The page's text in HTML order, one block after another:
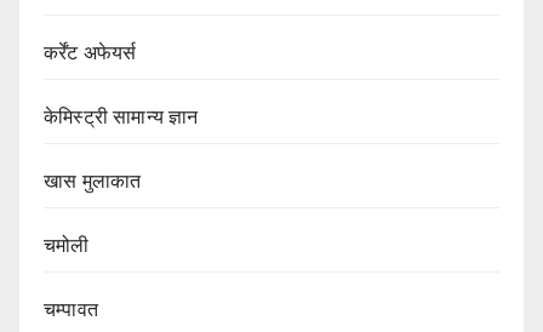
कर्रेंट अफेयर्स
केमिस्ट्री सामान्य ज्ञान
खास मुलाकात
चमोली
चम्पावत